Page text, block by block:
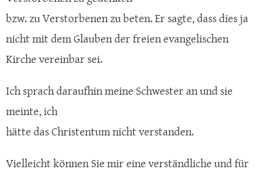
bzw. zu Verstorbenen zu beten. Er sagte, dass dies ja
nicht mit dem Glauben der freien evangelischen
Kirche vereinbar sei.
Ich sprach daraufhin meine Schwester an und sie
meinte, ich
hätte das Christentum nicht verstanden.
Vielleicht können Sie mir eine verständliche und für